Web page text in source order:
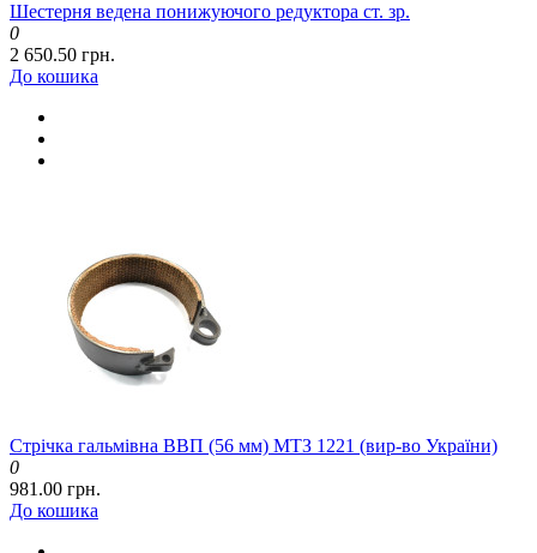
Шестерня ведена понижуючого редуктора ст. зр.
0
2 650.50 грн.
До кошика
Стрічка гальмівна ВВП (56 мм) МТЗ 1221 (вир-во України)
0
981.00 грн.
До кошика